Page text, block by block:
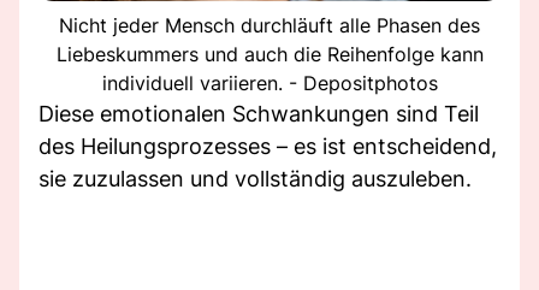
Nicht jeder Mensch durchläuft alle Phasen des
Liebeskummers und auch die Reihenfolge kann
individuell variieren. - Depositphotos
Diese emotionalen Schwankungen sind Teil
des Heilungsprozesses – es ist entscheidend,
sie zuzulassen und vollständig auszuleben.